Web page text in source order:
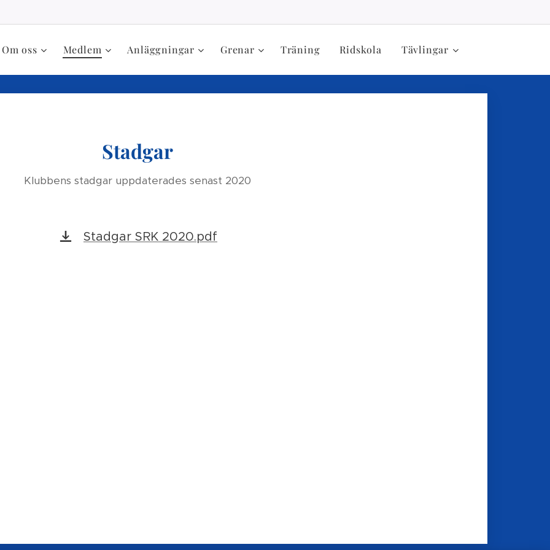
Om oss Medlem Anläggningar Grenar Träning Ridskola Tävlingar
Stadgar
Klubbens stadgar uppdaterades senast 2020
Stadgar SRK 2020.pdf